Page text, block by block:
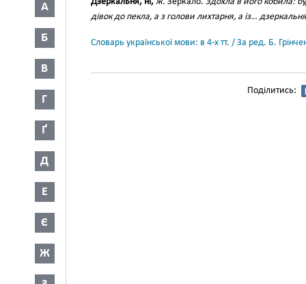
А
Б
В
Г
Ґ
Д
Е
Є
Ж
дівок до пекла, а з голови лихтарня, а із…
Словарь української мови: в 4-х тт. / За ред. Б.
Поділитись: